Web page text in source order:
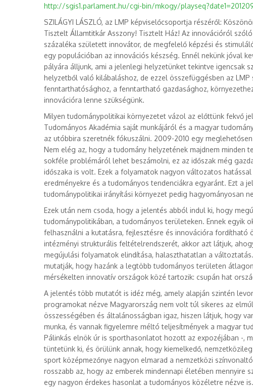
http://sgis1.parlament.hu/cgi-bin/mkogy/
SZILÁGYI LÁSZLÓ, az LMP képviselőcsoportja részéről:
Tisztelt Államtitkár Asszony! Tisztelt Ház! Az innovációról
százaléka született innovátor, de megfelelő képzési és
egy populációban az innovációs készség. Ennél nekünk jóval
pályára álljunk, ami a jelenlegi helyzetünket tekintve igencsak
helyzetből való kilábaláshoz, de ezzel összefüggésben az
fenntarthatósághoz, a fenntartható gazdasághoz,
innovációra lenne szükségünk.
Milyen tudománypolitikai környezetet vázol az előttünk fekvő
Tudományos Akadémia saját munkájáról és a magyar
az utóbbira szeretnék fókuszálni. 2009-2010 egy
Nem elég az, hogy a tudomány helyzetének majdnem
sokféle problémáról lehet beszámolni, ez az időszak még
időszaka is volt. Ezek a folyamatok nagyon változatos
eredményekre és a tudományos tendenciákra egyaránt. Ezt a
tudománypolitikai irányítási környezet pedig hagyományosan
Ezek után nem csoda, hogy a jelentés abból indul ki, hogy
tudománypolitikában, a tudományos területeken. Ennek egyik
felhasználni a kutatásra, fejlesztésre és innovációra fordítható
intézményi strukturális feltételrendszerét, akkor azt látjuk,
megújulási folyamatok elindítása, halaszthatatlan a
mutatják, hogy hazánk a legtöbb tudományos területen
mérsékelten innovatív országok közé tartozik: csupán hat
A jelentés több mutatót is idéz még, amely alapján szintén
programokat nézve Magyarország nem volt túl sikeres az
összességében és általánosságban igaz, hiszen látjuk, hogy
munka, és vannak figyelemre méltó teljesítmények a magyar
Pálinkás elnök úr is sporthasonlatot hozott az expozéjában -,
tüntetünk ki, és örülünk annak, hogy kiemelkedő,
sport középmezőnye nagyon elmarad a nemzetközi
rosszabb az, hogy az emberek mindennapi életében
egy nagyon érdekes hasonlat a tudományos közéletre nézve